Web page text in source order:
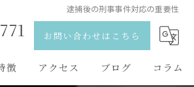
逮捕後の刑事事件対応の重要性
お問い合わせはこちら
徴 アクセス ブログ コラム